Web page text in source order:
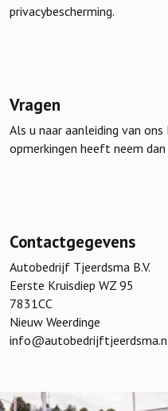
privacybescherming.
Vragen
Als u naar aanleiding van
opmerkingen heeft neem
Contactgegevens
Autobedrijf Tjeerdsma B.V.
Eerste Kruisdiep WZ 95
7831CC
Nieuw Weerdinge